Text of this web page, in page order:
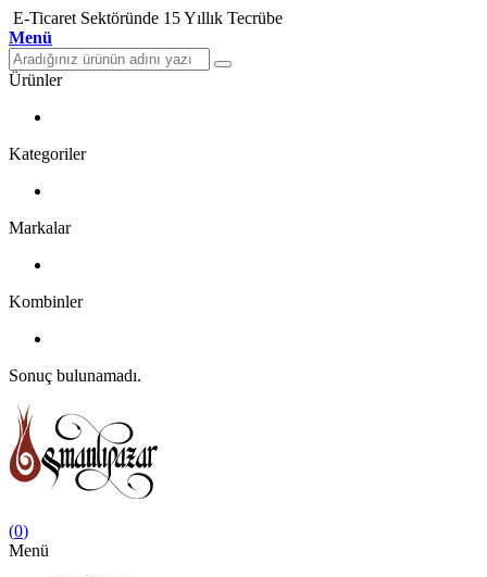
E-Ticaret Sektöründe 15 Yıllık Tecrübe
Menü
Ürünler
Kategoriler
Markalar
Kombinler
Sonuç bulunamadı.
(0)
Menü